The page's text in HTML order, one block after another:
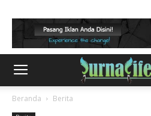
Beranda Berita